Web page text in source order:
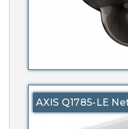
AXIS Q1785-LE